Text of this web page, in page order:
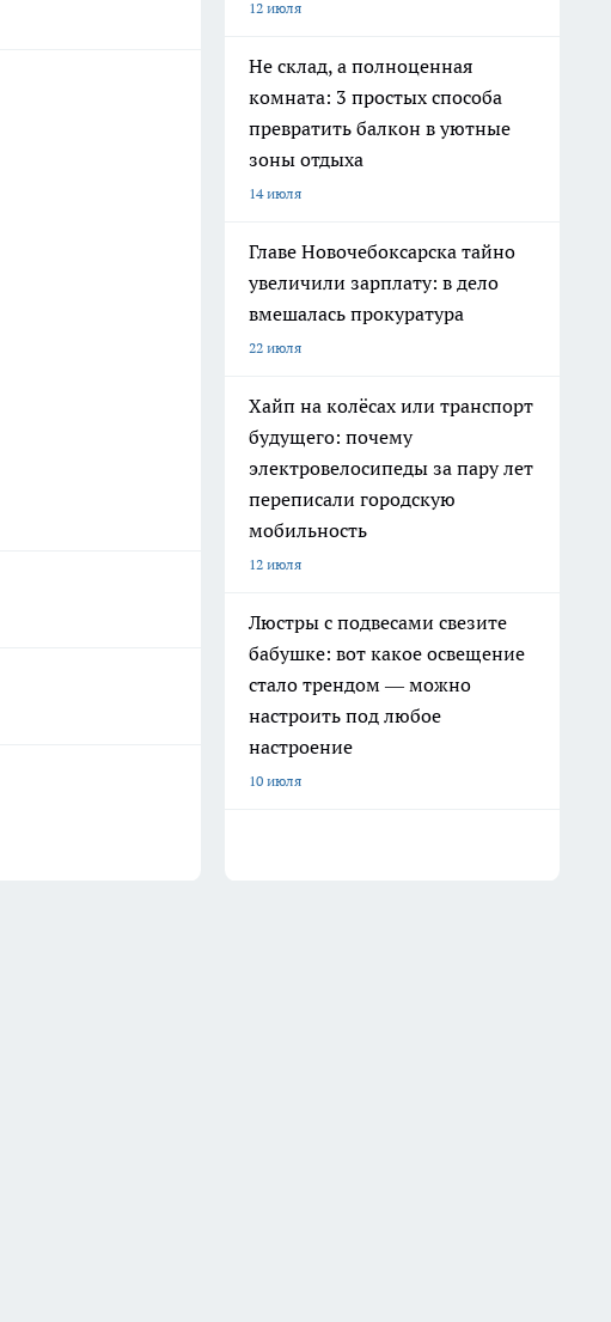
12 июля
Не склад, а полноценная
комната: 3 простых способа
превратить балкон в уютные
зоны отдыха
14 июля
Главе Новочебоксарска тайно
увеличили зарплату: в дело
вмешалась прокуратура
22 июля
Хайп на колёсах или транспорт
будущего: почему
электровелосипеды за пару лет
переписали городскую
мобильность
12 июля
Люстры с подвесами свезите
бабушке: вот какое освещение
стало трендом — можно
настроить под любое
настроение
10 июля